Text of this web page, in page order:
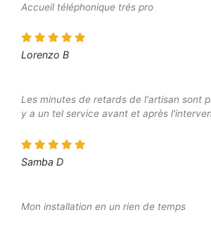
Accueil téléphonique trés pro
Lorenzo B
Les minutes de retards de l'artisan sont
y a un tel service avant et après
Samba D
Mon installation en un rien de temps